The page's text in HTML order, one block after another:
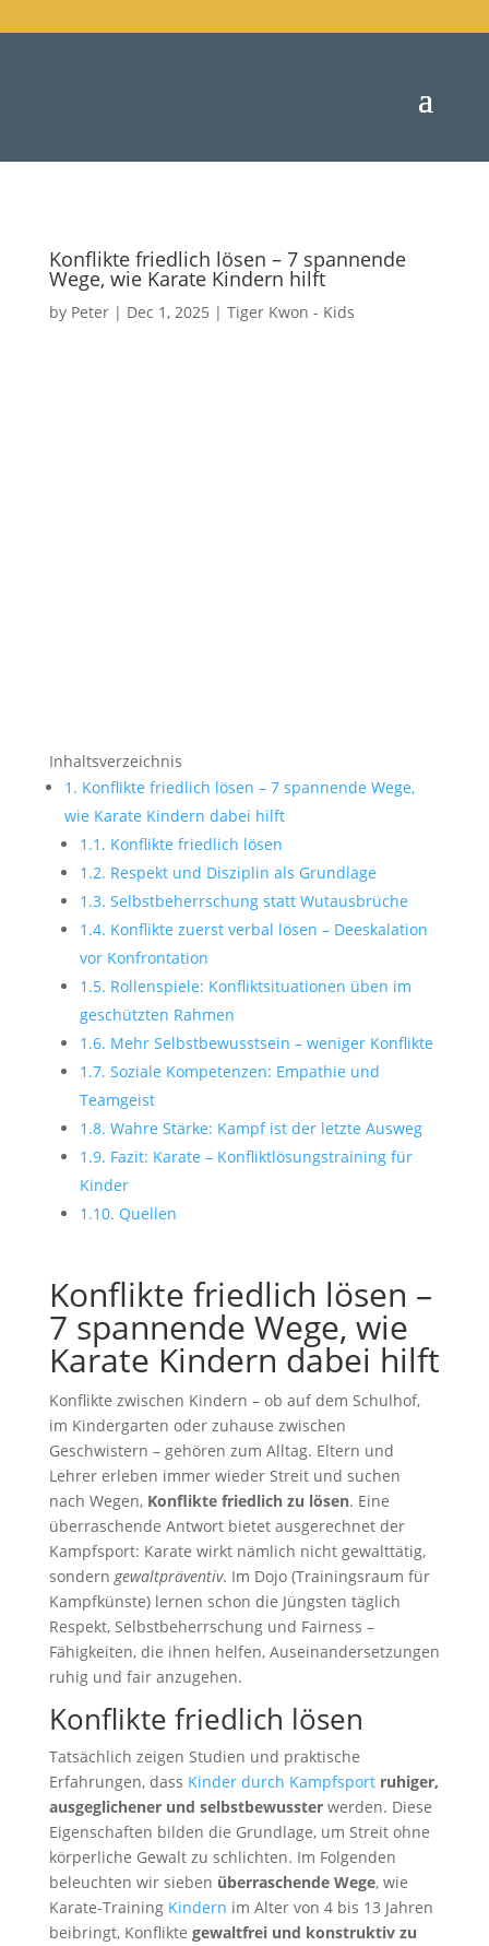
Konflikte friedlich lösen – 7 spannende
Wege, wie Karate Kindern hilft
by Peter| Dec 1, 2025 | Tiger Kwon - Kids
Inhaltsverzeichnis
1. Konflikte friedlich lösen – 7 spannende Wege,
wie Karate Kindern dabei hilft
1.1. Konflikte friedlich lösen
1.2. Respekt und Disziplin als Grundlage
1.3. Selbstbeherrschung statt Wutausbrüche
1.4. Konflikte zuerst verbal lösen – Deeskalation
vor Konfrontation
1.5. Rollenspiele: Konfliktsituationen üben im
geschützten Rahmen
1.6. Mehr Selbstbewusstsein – weniger Konflikte
1.7. Soziale Kompetenzen: Empathie und
Teamgeist
1.8. Wahre Stärke: Kampf ist der letzte Ausweg
1.9. Fazit: Karate – Konfliktlösungstraining für
Kinder
1.10. Quellen
Konflikte friedlich lösen –
7 spannende Wege, wie
Karate Kindern dabei hilft
Konflikte zwischen Kindern – ob auf dem Schulhof,
im Kindergarten oder zuhause zwischen
Geschwistern – gehören zum Alltag. Eltern und
Lehrer erleben immer wieder Streit und suchen
nach Wegen, Konflikte friedlich zu lösen. Eine
überraschende Antwort bietet ausgerechnet der
Kampfsport: Karate wirkt nämlich nicht gewalttätig,
sonderngewaltpräventiv. Im Dojo (Trainingsraum für
Kampfkünste) lernen schon die Jüngsten täglich
Respekt, Selbstbeherrschung und Fairness –
Fähigkeiten, die ihnen helfen, Auseinandersetzungen
ruhig und fair anzugehen.
Konflikte friedlich lösen
Tatsächlich zeigen Studien und praktische
Erfahrungen, dass Kinder durch Kampfsport ruhiger,
ausgeglichener und selbstbewussterwerden. Diese
Eigenschaften bilden die Grundlage, um Streit ohne
körperliche Gewalt zu schlichten. Im Folgenden
beleuchten wir sieben überraschende Wege, wie
Karate-Training Kindern im Alter von 4 bis 13 Jahren
beibringt, Konflikte gewaltfrei und konstruktiv zu